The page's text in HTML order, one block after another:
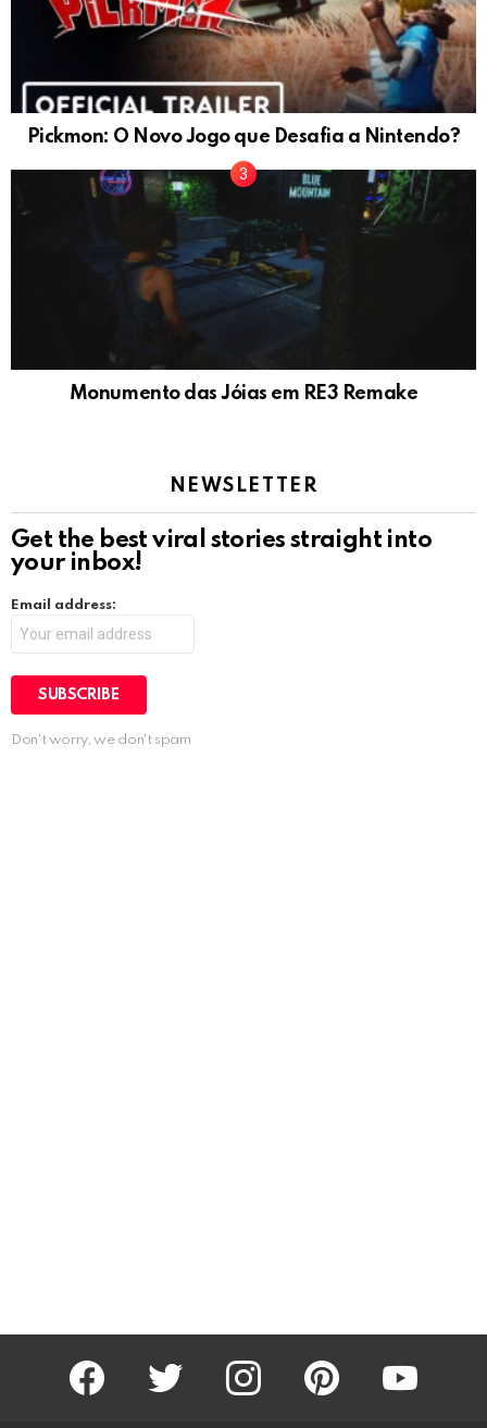
Pickmon: O Novo Jogo que Desafia a Nintendo?
Monumento das Jóias em RE3 Remake
NEWSLETTER
Get the best viral stories straight into
your inbox!
Email address:
Don't worry, we don't spam
facebook twitter instagram pinterest youtube